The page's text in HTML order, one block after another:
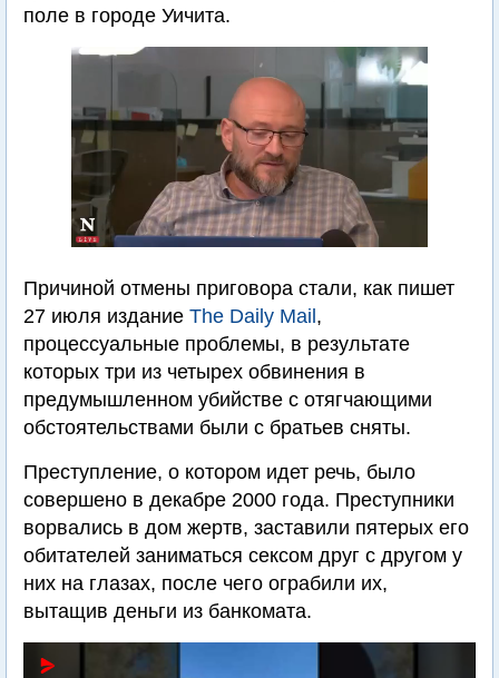
поле в городе Уичита.
Причиной отмены приговора стали, как пишет
27 июля издание The Daily Mail ,
процессуальные проблемы, в результате
которых три из четырех обвинения в
предумышленном убийстве с отягчающими
обстоятельствами были с братьев сняты.
Преступление, о котором идет речь, было
совершено в декабре 2000 года. Преступники
ворвались в дом жертв, заставили пятерых его
обитателей заниматься сексом друг с другом у
них на глазах, после чего ограбили их,
вытащив деньги из банкомата.